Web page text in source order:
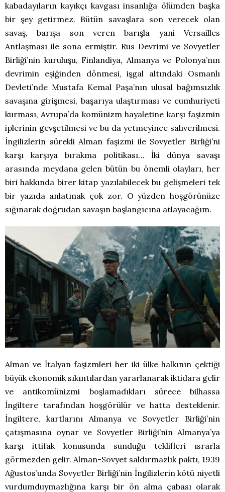
kabadayıların kayıkçı kavgası insanlığa ölümden başka
bir şey getirmez. Bütün savaşlara son verecek olan
savaş, barışa son veren barışla yani Versailles
Antlaşması ile sona ermiştir. Rus Devrimi ve Sovyetler
Birliği’nin kuruluşu, Finlandiya, Almanya ve Polonya’nın
devrimin eşiğinden dönmesi, işgal altındaki Osmanlı
Devleti’nde Mustafa Kemal Paşa’nın ulusal bağımsızlık
savaşına girişmesi, başarıya ulaştırması ve cumhuriyeti
kurması, Avrupa’da komünizm hayaletine karşı faşizmin
iplerinin gevşetilmesi ve bu da yetmeyince salıverilmesi.
İngilizlerin sürekli Alman faşizmi ile Sovyetler Birliği’ni
karşı karşıya bırakma politikası… İki dünya savaşı
arasında meydana gelen bütün bu önemli olayları, her
biri hakkında birer kitap yazılabilecek bu gelişmeleri tek
bir yazıda anlatmak çok zor. O yüzden hoşgörünüze
sığınarak doğrudan savaşın başlangıcına atlayacağım.
Alman ve İtalyan faşizmleri her iki ülke halkının çektiği
büyük ekonomik sıkıntılardan yararlanarak iktidara gelir
ve antikomünizmi boşlamadıkları sürece bilhassa
İngiltere tarafından hoşgörülür ve hatta desteklenir.
İngiltere, kartlarını Almanya ve Sovyetler Birliği’nin
çatışmasına oynar ve Sovyetler Birliği’nin Almanya’ya
karşı ittifak konusunda sunduğu teklifleri ısrarla
görmezden gelir. Alman-Sovyet saldırmazlık paktı, 1939
Ağustos’unda Sovyetler Birliği’nin İngilizlerin kötü niyetli
vurdumduymazlığına karşı bir ön alma çabası olarak